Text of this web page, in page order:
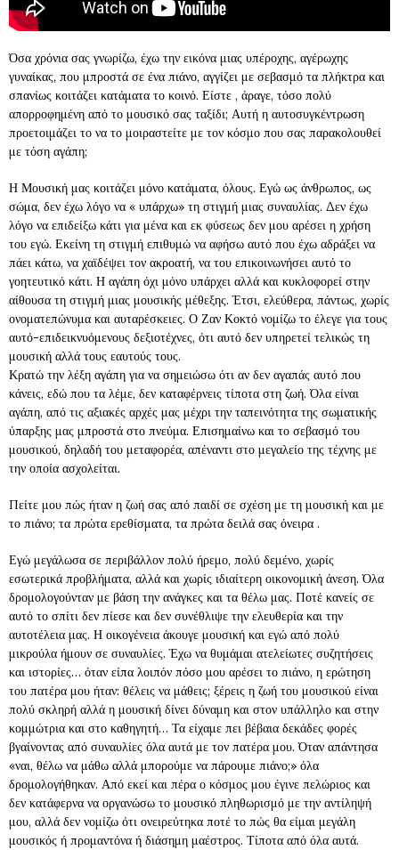
Όσα χρόνια σας γνωρίζω, έχω την εικόνα μιας υπέροχης, αγέρωχης
γυναίκας, που μπροστά σε ένα πιάνο, αγγίζει με σεβασμό τα πλήκτρα και
σπανίως κοιτάζει κατάματα το κοινό. Είστε , άραγε, τόσο πολύ
απορροφημένη από το μουσικό σας ταξίδι; Αυτή η αυτοσυγκέντρωση
προετοιμάζει το να το μοιραστείτε με τον κόσμο που σας παρακολουθεί
με τόση αγάπη;
Η Μουσική μας κοιτάζει μόνο κατάματα, όλους. Εγώ ως άνθρωπος, ως
σώμα, δεν έχω λόγο να « υπάρχω» τη στιγμή μιας συναυλίας. Δεν έχω
λόγο να επιδείξω κάτι για μένα και εκ φύσεως δεν μου αρέσει η χρήση
του εγώ. Εκείνη τη στιγμή επιθυμώ να αφήσω αυτό που έχω αδράξει να
πάει κάτω, να χαϊδέψει τον ακροατή, να του επικοινωνήσει αυτό το
γοητευτικό κάτι. Η αγάπη όχι μόνο υπάρχει αλλά και κυκλοφορεί στην
αίθουσα τη στιγμή μιας μουσικής μέθεξης. Έτσι, ελεύθερα, πάντως, χωρίς
ονοματεπώνυμα και αυταρέσκειες. Ο Ζαν Κοκτό νομίζω το έλεγε για τους
αυτό-επιδεικνυόμενους δεξιοτέχνες, ότι αυτό δεν υπηρετεί τελικώς τη
μουσική αλλά τους εαυτούς τους.
Κρατώ την λέξη αγάπη για να σημειώσω ότι αν δεν αγαπάς αυτό που
κάνεις, εδώ που τα λέμε, δεν καταφέρνεις τίποτα στη ζωή. Όλα είναι
αγάπη, από τις αξιακές αρχές μας μέχρι την ταπεινότητα της σωματικής
ύπαρξης μας μπροστά στο πνεύμα. Επισημαίνω και το σεβασμό του
μουσικού, δηλαδή του μεταφορέα, απέναντι στο μεγαλείο της τέχνης με
την οποία ασχολείται.
Πείτε μου πώς ήταν η ζωή σας από παιδί σε σχέση με τη μουσική και με
το πιάνο; τα πρώτα ερεθίσματα, τα πρώτα δειλά σας όνειρα .
Εγώ μεγάλωσα σε περιβάλλον πολύ ήρεμο, πολύ δεμένο, χωρίς
εσωτερικά προβλήματα, αλλά και χωρίς ιδιαίτερη οικονομική άνεση. Όλα
δρομολογούνταν με βάση την ανάγκες και τα θέλω μας. Ποτέ κανείς σε
αυτό το σπίτι δεν πίεσε και δεν συνέθλιψε την ελευθερία και την
αυτοτέλεια μας. Η οικογένεια άκουγε μουσική και εγώ από πολύ
μικρούλα ήμουν σε συναυλίες. Έχω να θυμάμαι ατελείωτες συζητήσεις
και ιστορίες… όταν είπα λοιπόν πόσο μου αρέσει το πιάνο, η ερώτηση
του πατέρα μου ήταν: θέλεις να μάθεις; ξέρεις η ζωή του μουσικού είναι
πολύ σκληρή αλλά η μουσική δίνει δύναμη και στον υπάλληλο και στην
κομμώτρια και στο καθηγητή… Τα είχαμε πει βέβαια δεκάδες φορές
βγαίνοντας από συναυλίες όλα αυτά με τον πατέρα μου. Όταν απάντησα
«ναι, θέλω να μάθω αλλά μπορούμε να πάρουμε πιάνο;» όλα
δρομολογήθηκαν. Από εκεί και πέρα ο κόσμος μου έγινε πελώριος και
δεν κατάφερνα να οργανώσω το μουσικό πληθωρισμό με την αντίληψή
μου, αλλά δεν νομίζω ότι ονειρεύτηκα ποτέ το πώς θα είμαι μεγάλη
μουσικός ή προμαντόνα ή διάσημη μαέστρος. Τίποτα από όλα αυτά.